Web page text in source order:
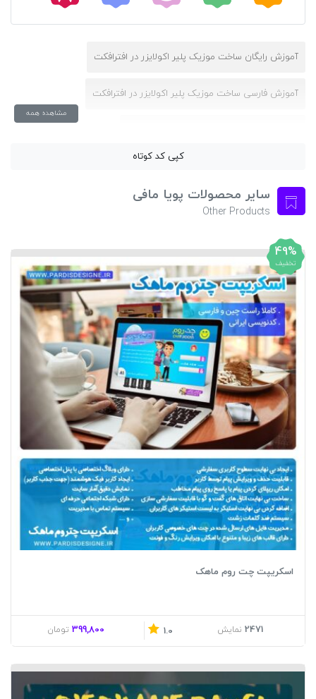
آموزش رایگان ساخت موزیک پلیر اکولایزر در افترافکت
آموزش فارسی ساخت موزیک پلیر اکولایزر در افترافکت
پروژه موزیک پلیر اکولایزر در افترافکت
دانلود موزیک پلیر اکولایزر در افترافکت
ساخت موزیک پلیر اکولایزر در اندروید
موزیک پلیر اکولایزر به سبک رادیو جوان موزیک پلیر اکولایزر دار
موزیک پلیر اکولایزر در افترافکت موزیک پلیر اکولایزر کامپیوتر
موزیک پلیر اکولایزر نکس وان موزیک
مشاهده همه
کپی کد کوتاه
سایر محصولات پویا مافی
Other Products
49%
تخفیف
اسکریپت چت روم ماهک
2471 نمایش 1.0
399,800 تومان